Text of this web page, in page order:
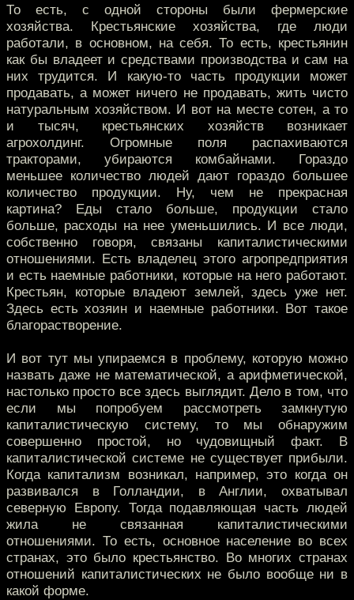
То есть, с одной стороны были фермерские
хозяйства. Крестьянские хозяйства, где люди
работали, в основном, на себя. То есть, крестьянин
как бы владеет и средствами производства и сам на
них трудится. И какую-то часть продукции может
продавать, а может ничего не продавать, жить чисто
натуральным хозяйством. И вот на месте сотен, а то
и тысяч, крестьянских хозяйств возникает
агрохолдинг. Огромные поля распахиваются
тракторами, убираются комбайнами. Гораздо
меньшее количество людей дают гораздо большее
количество продукции. Ну, чем не прекрасная
картина? Еды стало больше, продукции стало
больше, расходы на нее уменьшились. И все люди,
собственно говоря, связаны капиталистическими
отношениями. Есть владелец этого агропредприятия
и есть наемные работники, которые на него работают.
Крестьян, которые владеют землей, здесь уже нет.
Здесь есть хозяин и наемные работники. Вот такое
благорастворение.
И вот тут мы упираемся в проблему, которую можно
назвать даже не математической, а арифметической,
настолько просто все здесь выглядит. Дело в том, что
если мы попробуем рассмотреть замкнутую
капиталистическую систему, то мы обнаружим
совершенно простой, но чудовищный факт. В
капиталистической системе не существует прибыли.
Когда капитализм возникал, например, это когда он
развивался в Голландии, в Англии, охватывал
северную Европу. Тогда подавляющая часть людей
жила не связанная капиталистическими
отношениями. То есть, основное население во всех
странах, это было крестьянство. Во многих странах
отношений капиталистических не было вообще ни в
какой форме.